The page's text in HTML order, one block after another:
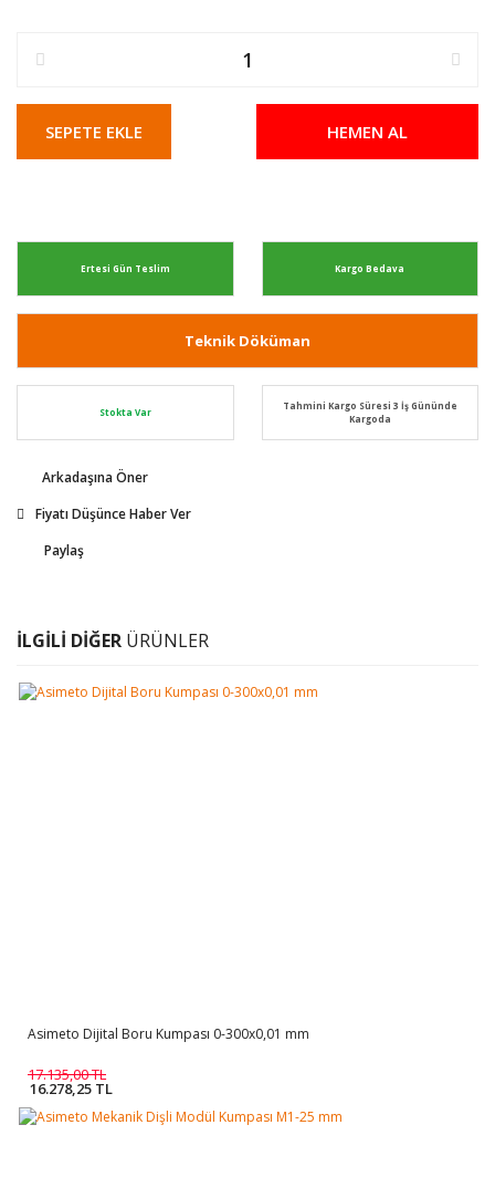
SEPETE EKLE HEMEN AL
Ertesi Gün Teslim Kargo Bedava
Teknik Döküman
Stokta Var
Tahmini Kargo Süresi 3 İş Gününde
Kargoda
Arkadaşına Öner
Fiyatı Düşünce Haber Ver
Paylaş
İLGİLİ DİĞER ÜRÜNLER
Asimeto Dijital Boru Kumpası 0-300x0,01 mm
17.135,00 TL
16.278,25 TL